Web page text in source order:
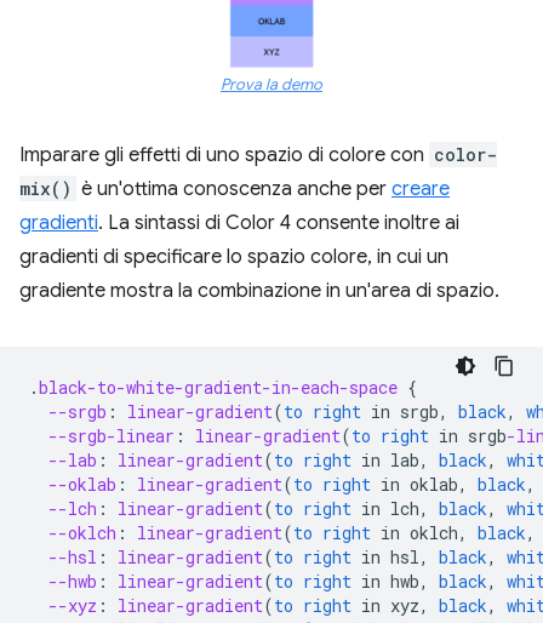
Prova la demo
Imparare gli effetti di uno spazio di colore con color-
mix() è un'ottima conoscenza anche per creare
gradienti. La sintassi di Color 4 consente inoltre ai
gradienti di specificare lo spazio colore, in cui un
gradiente mostra la combinazione in un'area di spazio.
.black-to-white-gradient-in-each-space {
--srgb : linear-gradient(to right in srgb, black,
--srgb-linear : linear-gradient(to right in srgb-
--lab : linear-gradient(to right in lab, black,
--oklab : linear-gradient(to right in oklab, black,
--lch : linear-gradient(to right in lch, black,
--oklch : linear-gradient(to right in oklch, black,
--hsl : linear-gradient(to right in hsl, black,
--hwb : linear-gradient(to right in hwb, black,
--xyz : linear-gradient(to right in xyz, black,